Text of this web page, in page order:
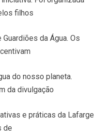
filhos
da Água. Os
do nosso planeta.
da divulgação
e práticas da Lafarge
de